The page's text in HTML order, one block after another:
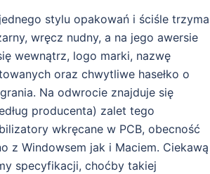
stylu opakowań i ściśle trzyma
wręcz nudny, a na jego awersie
wewnątrz, logo marki, nazwę
oraz chwytliwe hasełko o
Na odwrocie znajduje się
producenta) zalet tego
wkręcane w PCB, obecność
z Windowsem jak i Maciem. Ciekawą
specyfikacji, choćby takiej